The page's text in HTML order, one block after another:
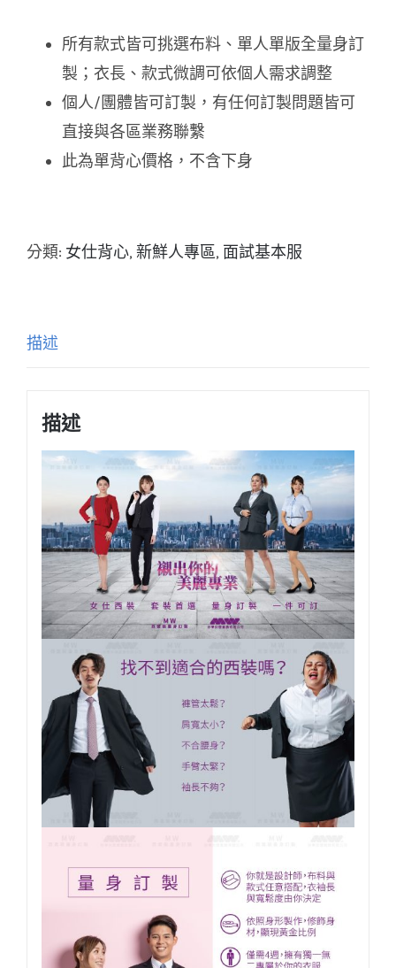
所有款式皆可挑選布料、單人單版全量身訂
製；衣長、款式微調可依個人需求調整
個人/團體皆可訂製，有任何訂製問題皆可
直接與各區業務聯繫
此為單背心價格，不含下身
分類: 女仕背心,新鮮人專區, 面試基本服
描述
描述